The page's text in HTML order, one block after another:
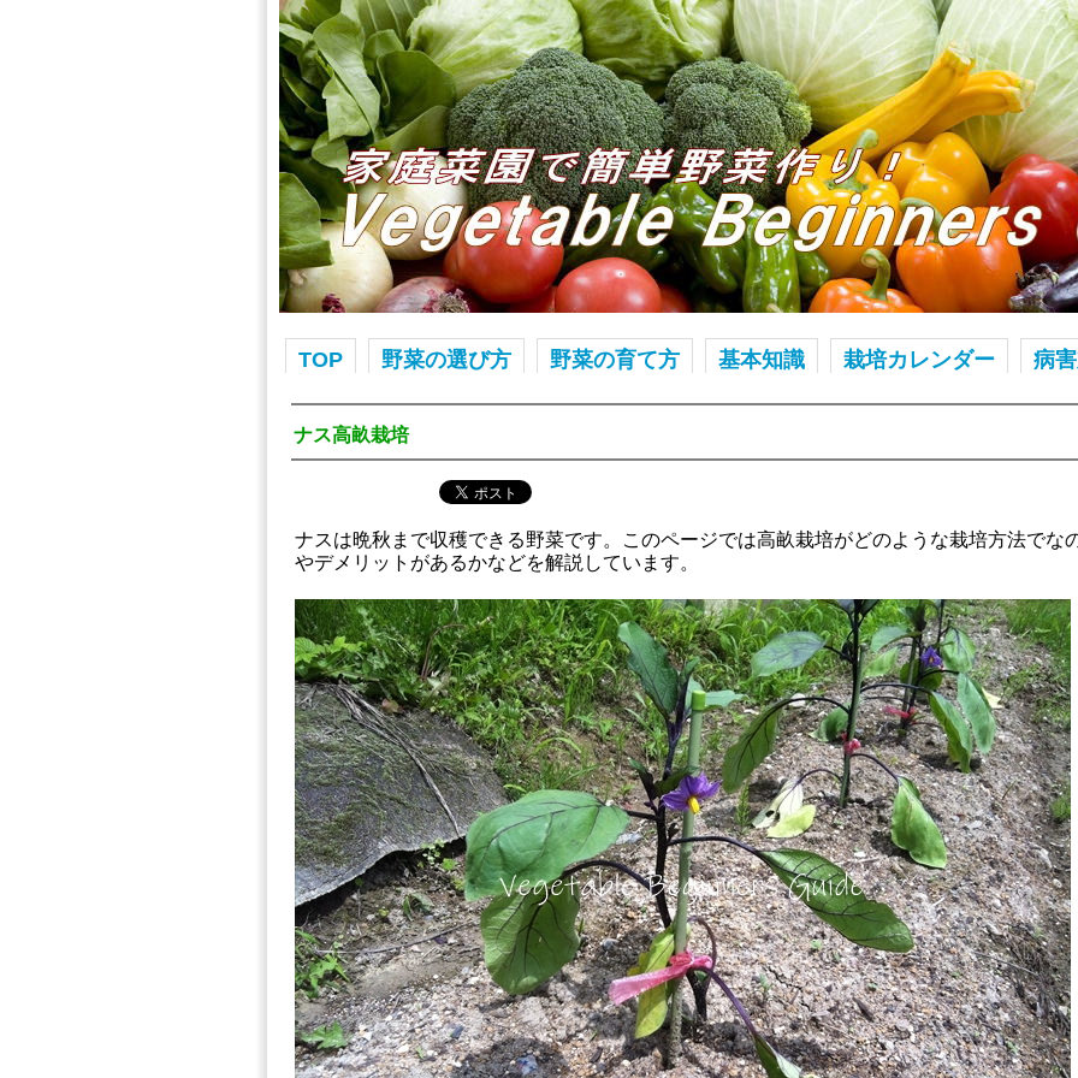
ナス高畝栽培
ナスは晩秋まで収穫できる野菜です。このページでは高畝栽培がどのような栽培方法でな
やデメリットがあるかなどを解説しています。
TOP 野菜の選び方 野菜の育て方 基本知識 栽培カレンダー 病